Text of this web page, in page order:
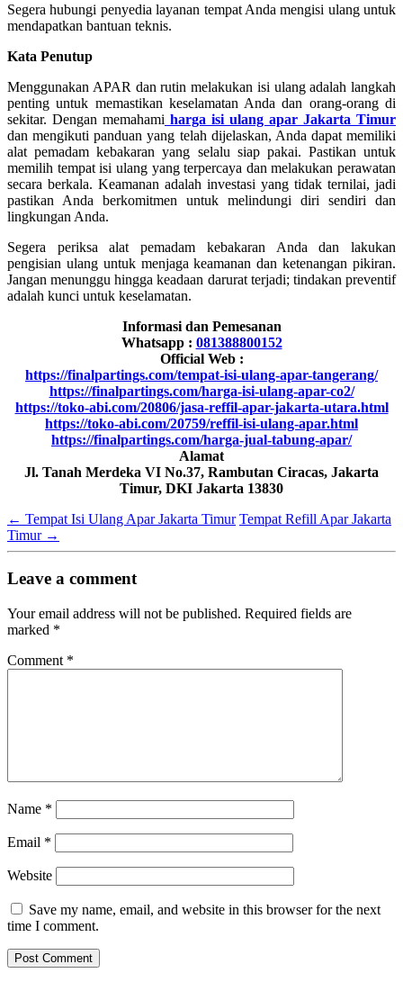
Segera hubungi penyedia layanan tempat Anda mengisi ulang untuk
mendapatkan bantuan teknis.
Kata Penutup
Menggunakan APAR dan rutin melakukan isi ulang adalah langkah
penting untuk memastikan keselamatan Anda dan orang-orang di
sekitar. Dengan memahami harga isi ulang apar Jakarta Timur
dan mengikuti panduan yang telah dijelaskan, Anda dapat memiliki
alat pemadam kebakaran yang selalu siap pakai. Pastikan untuk
memilih tempat isi ulang yang terpercaya dan melakukan perawatan
secara berkala. Keamanan adalah investasi yang tidak ternilai, jadi
pastikan Anda berkomitmen untuk melindungi diri sendiri dan
lingkungan Anda.
Segera periksa alat pemadam kebakaran Anda dan lakukan
pengisian ulang untuk menjaga keamanan dan ketenangan pikiran.
Jangan menunggu hingga keadaan darurat terjadi; tindakan preventif
adalah kunci untuk keselamatan.
Informasi dan Pemesanan
Whatsapp : 081388800152
Official Web :
https://finalpartings.com/tempat-isi-ulang-apar-tangerang/
https://finalpartings.com/harga-isi-ulang-apar-co2/
https://toko-abi.com/20806/jasa-reffil-apar-jakarta-utara.html
https://toko-abi.com/20759/reffil-isi-ulang-apar.html
https://finalpartings.com/harga-jual-tabung-apar/
Alamat
Jl. Tanah Merdeka VI No.37, Rambutan Ciracas, Jakarta
Timur, DKI Jakarta 13830
← Tempat Isi Ulang Apar Jakarta Timur Tempat Refill Apar Jakarta
Timur →
Leave a comment
Your email address will not be published. Required fields are
marked *
Comment *
Name *
Email *
Website
Save my name, email, and website in this browser for the next
time I comment.